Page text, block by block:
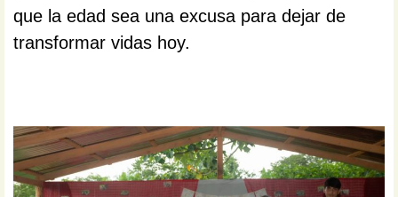
que la edad sea una excusa para dejar de
transformar vidas hoy.